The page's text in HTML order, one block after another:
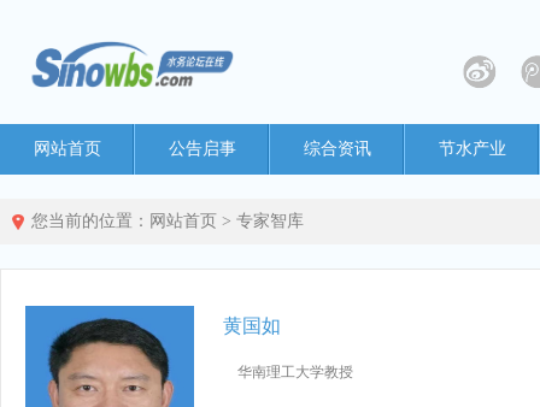
网站首页 公告启事 综合资讯 节水产业
您当前的位置： 网站首页 > 专家智库
黄国如
华南理工大学教授